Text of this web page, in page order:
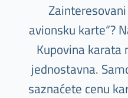
avionsku karte“?
Kupovina karata
jednostavna.
saznaćete cenu